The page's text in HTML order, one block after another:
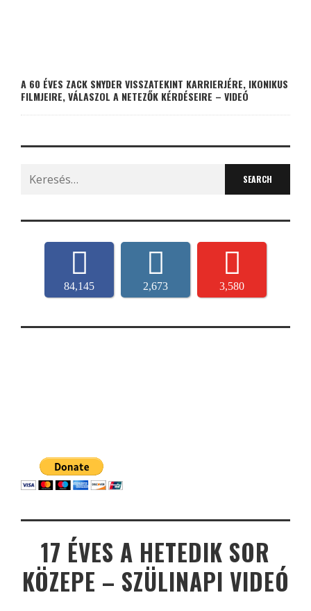
A 60 ÉVES ZACK SNYDER VISSZATEKINT KARRIERJÉRE, IKONIKUS
FILMJEIRE, VÁLASZOL A NETEZŐK KÉRDÉSEIRE – VIDEÓ
Search
for:
84,145 2,673 3,580
17 ÉVES A HETEDIK SOR
KÖZEPE – SZÜLINAPI VIDEÓ